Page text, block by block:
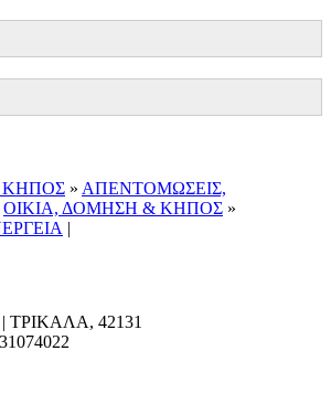
ΚΗΠΟΣ » ΑΠΕΝΤΟΜΩΣΕΙΣ,
ΟΙΚΙΑ, ΔΟΜΗΣΗ & ΚΗΠΟΣ »
|
ΤΡΙΚΑΛΑ, 42131